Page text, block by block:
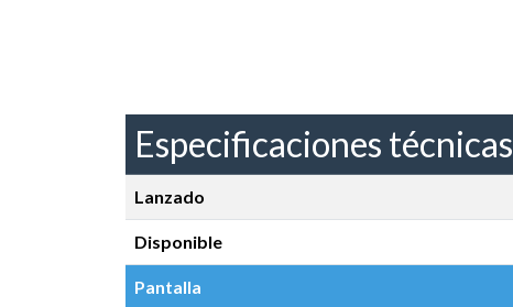
Especificaciones técnicas
Lanzado
Disponible
Pantalla